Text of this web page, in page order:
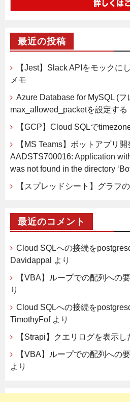
最近の投稿
【Jest】Slack APIをモックに
メモ
Azure Database for MySQL (
max_allowed_packetを設定する
【GCP】Cloud SQLで
【MS Teams】ボットアプリ
AADSTS700016: Application
was not found in the directory
【スプレッドシート】グラフ
最近のコメント
Cloud SQLへの接続を
Davidappal
より
【VBA】ループでの配列への
り
Cloud SQLへの接続を
TimothyFofより
【Strapi】クエリログを表示し
【VBA】ループでの配列への
より